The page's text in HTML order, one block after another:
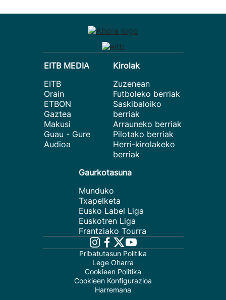
EITB MEDIA
EITB
Orain
ETBON
Gaztea
Makusi
Guau - Gure
Audioa
Kirolak
Zuzenean
Futboleko berriak
Saskibaloiko
berriak
Arrauneko berriak
Pilotako berriak
Herri-kirolakeko
berriak
Gaurkotasuna
Munduko
Txapelketa
Eusko Label Liga
Euskotren Liga
Frantziako Tourra
Pribatutasun Politika
Lege Oharra
Cookieen Politika
Cookieen Konfigurazioa
Harremana